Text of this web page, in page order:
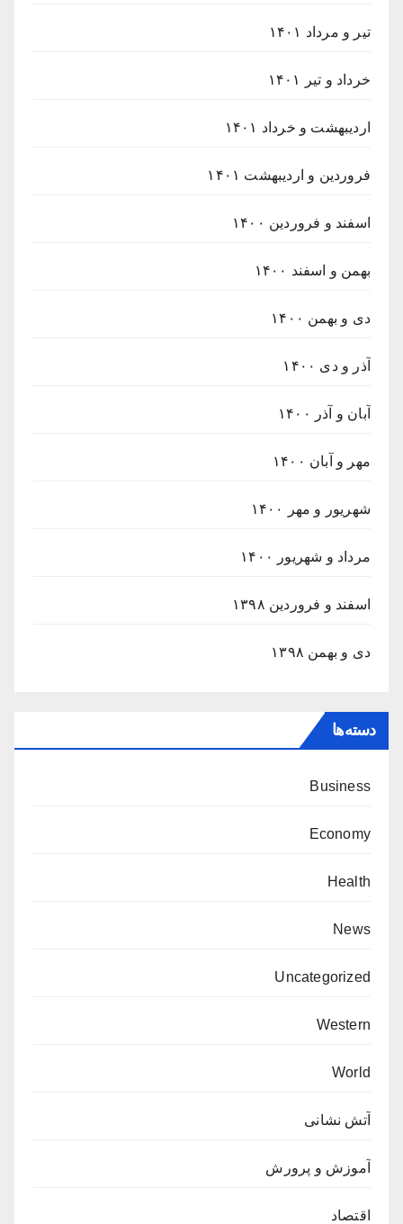
تیر و مرداد ۱۴۰۱
خرداد و تیر ۱۴۰۱
اردیبهشت و خرداد ۱۴۰۱
فروردین و اردیبهشت ۱۴۰۱
اسفند و فروردین ۱۴۰۰
بهمن و اسفند ۱۴۰۰
دی و بهمن ۱۴۰۰
آذر و دی ۱۴۰۰
آبان و آذر ۱۴۰۰
مهر و آبان ۱۴۰۰
شهریور و مهر ۱۴۰۰
مرداد و شهریور ۱۴۰۰
اسفند و فروردین ۱۳۹۸
دی و بهمن ۱۳۹۸
دسته‌ها
Business
Economy
Health
News
Uncategorized
Western
World
آتش نشانی
آموزش و پرورش
اقتصاد